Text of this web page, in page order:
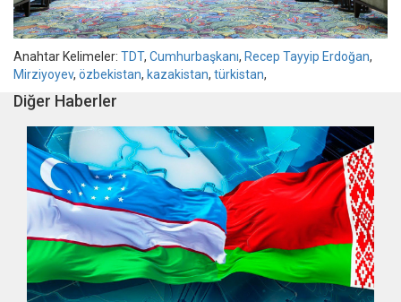
Anahtar Kelimeler: TDT, Cumhurbaşkanı, Recep Tayyip Erdoğan,
Mirziyoyev, özbekistan, kazakistan, türkistan,
Diğer Haberler